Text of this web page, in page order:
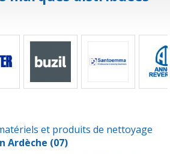
et produits de nettoyage
Ardèche (07)